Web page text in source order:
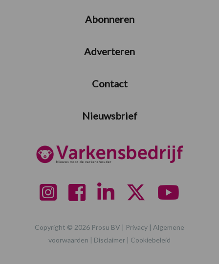
Abonneren
Adverteren
Contact
Nieuwsbrief
Copyright © 2026 Prosu BV | Privacy
Algemene
voorwaarden
Disclaimer Cookiebeleid